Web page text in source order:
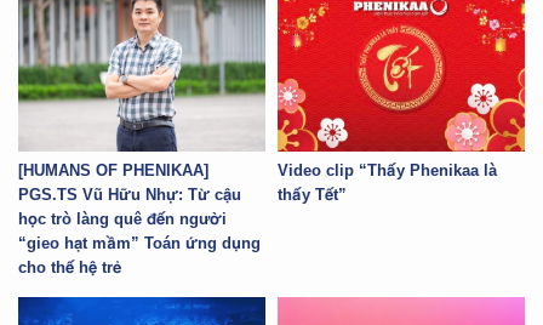
[HUMANS OF PHENIKAA]
PGS.TS Vũ Hữu Nhự: Từ cậu
học trò làng quê đến người
“gieo hạt mầm” Toán ứng dụng
cho thế hệ trẻ
Video clip “Thấy Phenikaa là
thấy Tết”